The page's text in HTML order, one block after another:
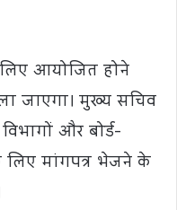
आयोजित होने
जाएगा। मुख्य सचिव
और बोर्ड-
लिए मांगपत्र भेजने के